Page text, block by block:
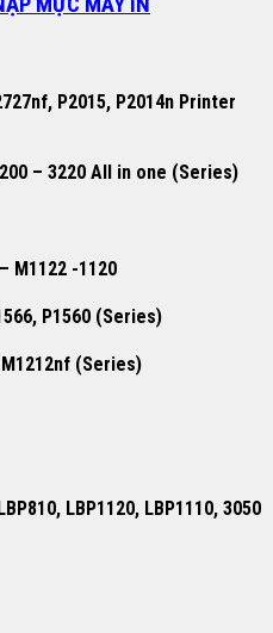
P2015, P2014n Printer
– 3220 All in one (Series)
M1122 -1120
P1560 (Series)
(Series)
LBP1120, LBP1110, 3050